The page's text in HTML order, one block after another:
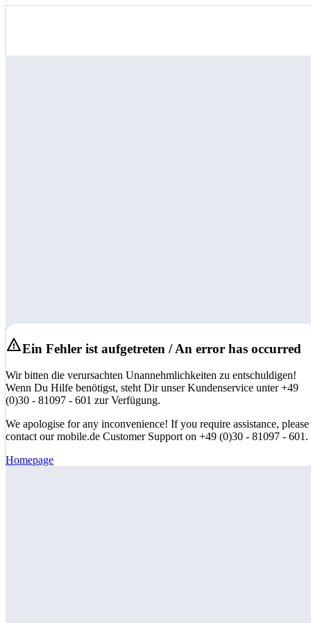
Ein Fehler ist aufgetreten / An error has occurred
Wir bitten die verursachten Unannehmlichkeiten zu entschuldigen!
Wenn Du Hilfe benötigst, steht Dir unser Kundenservice unter +49
(0)30 - 81097 - 601 zur Verfügung.
We apologise for any inconvenience! If you require assistance, please
contact our mobile.de Customer Support on +49 (0)30 - 81097 - 601.
Homepage